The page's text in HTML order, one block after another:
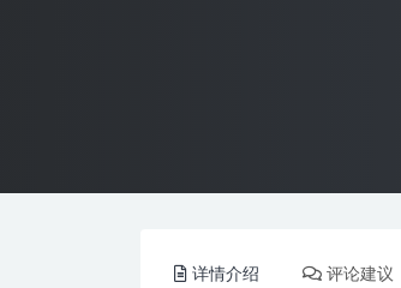
详情介绍 评论建议